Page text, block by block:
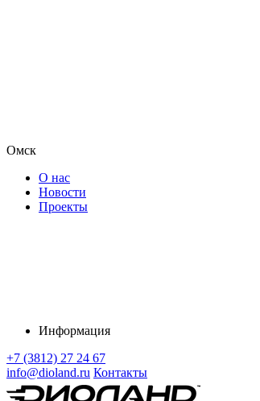
Омск
О нас
Новости
Проекты
Информация
+7 (3812) 27 24 67
info@dioland.ru Контакты